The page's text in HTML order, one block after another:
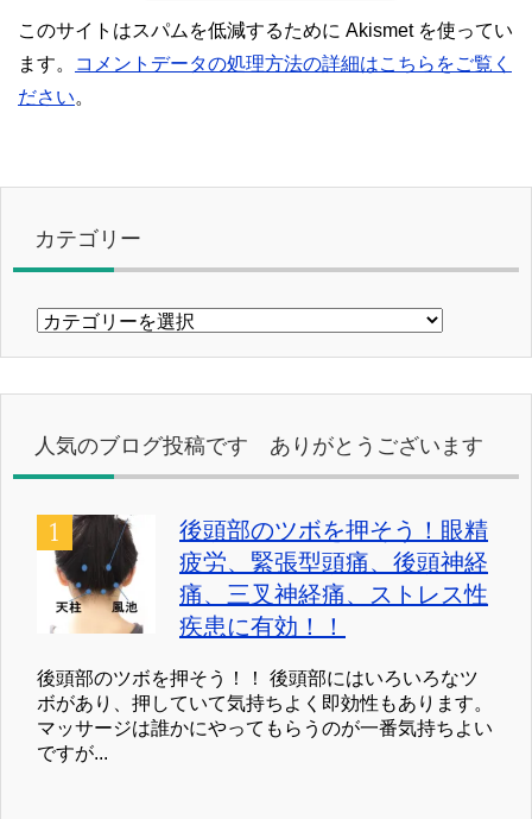
このサイトはスパムを低減するために Akismet を使ってい
ます。
コメントデータの処理方法の詳細はこちらをご覧く
ださい。
カテゴリー
カ
リ
人気のブログ投稿です ありがとうございます
後頭部のツボを押そう！眼精
疲労、緊張型頭痛、後頭神経
痛、三叉神経痛、ストレス性
疾患に有効！！
後頭部のツボを押そう！！ 後頭部にはいろいろなツ
ボがあり、押していて気持ちよく即効性もあります。
マッサージは誰かにやってもらうのが一番気持ちよい
ですが...